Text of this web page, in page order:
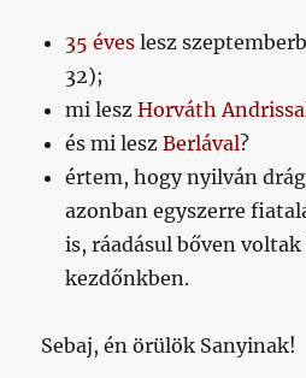
35 éves lesz
32);
mi leszHorváth
és mi leszBerlával?
értem, hogy nyilván
azonban egyszerre
is, ráadásul bőven voltak
kezdőnkben.
Sebaj, én örülök Sanyinak!